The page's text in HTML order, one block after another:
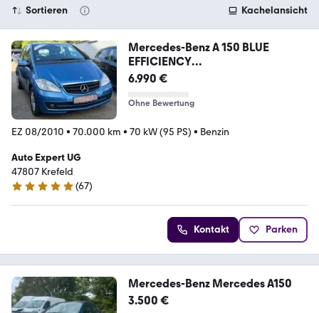
Sortieren Kachelansicht
Mercedes-Benz A 150 BLUE
EFFICIENCY
KLIMA+SHZ+2.HAND+PDC VOR+H
6.990 €
Ohne Bewertung
EZ 08/2010 • 70.000 km • 70 kW (95 PS) • Benzin
Auto Expert UG
47807 Krefeld
5 Sterne
(67)
Kontakt Parken
Mercedes-Benz Mercedes A150
3.500 €